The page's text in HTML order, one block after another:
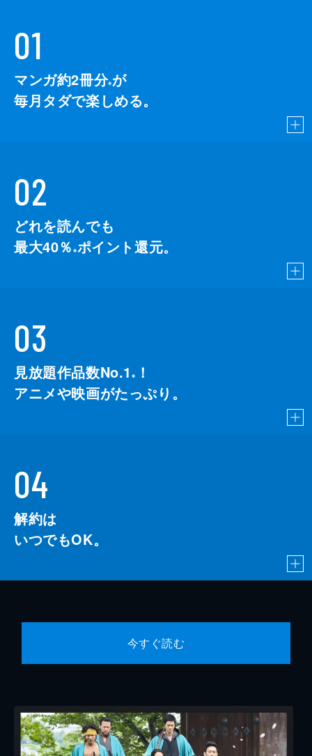
01
マンガ約2冊分※が
毎月タダで楽しめる。
02
どれを読んでも
最大40％ ※ポイント還元。
03
見放題作品数No.1 ※
！
アニメや映画がたっぷり。
04
解約は
いつでもOK。
今すぐ読む